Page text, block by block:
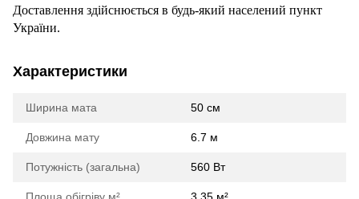
Доставлення здійснюється в будь-який населений пункт
України.
Характеристики
Ширина мата 50 см
Довжина мату 6.7 м
Потужність (загальна) 560 Вт